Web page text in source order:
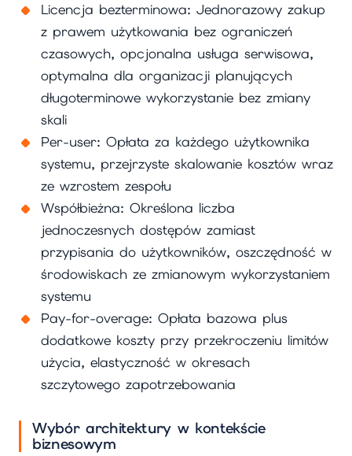
Licencja bezterminowa: Jednorazowy zakup
z prawem użytkowania bez ograniczeń
czasowych, opcjonalna usługa serwisowa,
optymalna dla organizacji planujących
długoterminowe wykorzystanie bez zmiany
skali
Per-user: Opłata za każdego użytkownika
systemu, przejrzyste skalowanie kosztów wraz
ze wzrostem zespołu
Współbieżna: Określona liczba
jednoczesnych dostępów zamiast
przypisania do użytkowników, oszczędność w
środowiskach ze zmianowym wykorzystaniem
systemu
Pay-for-overage: Opłata bazowa plus
dodatkowe koszty przy przekroczeniu limitów
użycia, elastyczność w okresach
szczytowego zapotrzebowania
Wybór architektury w kontekście
biznesowym